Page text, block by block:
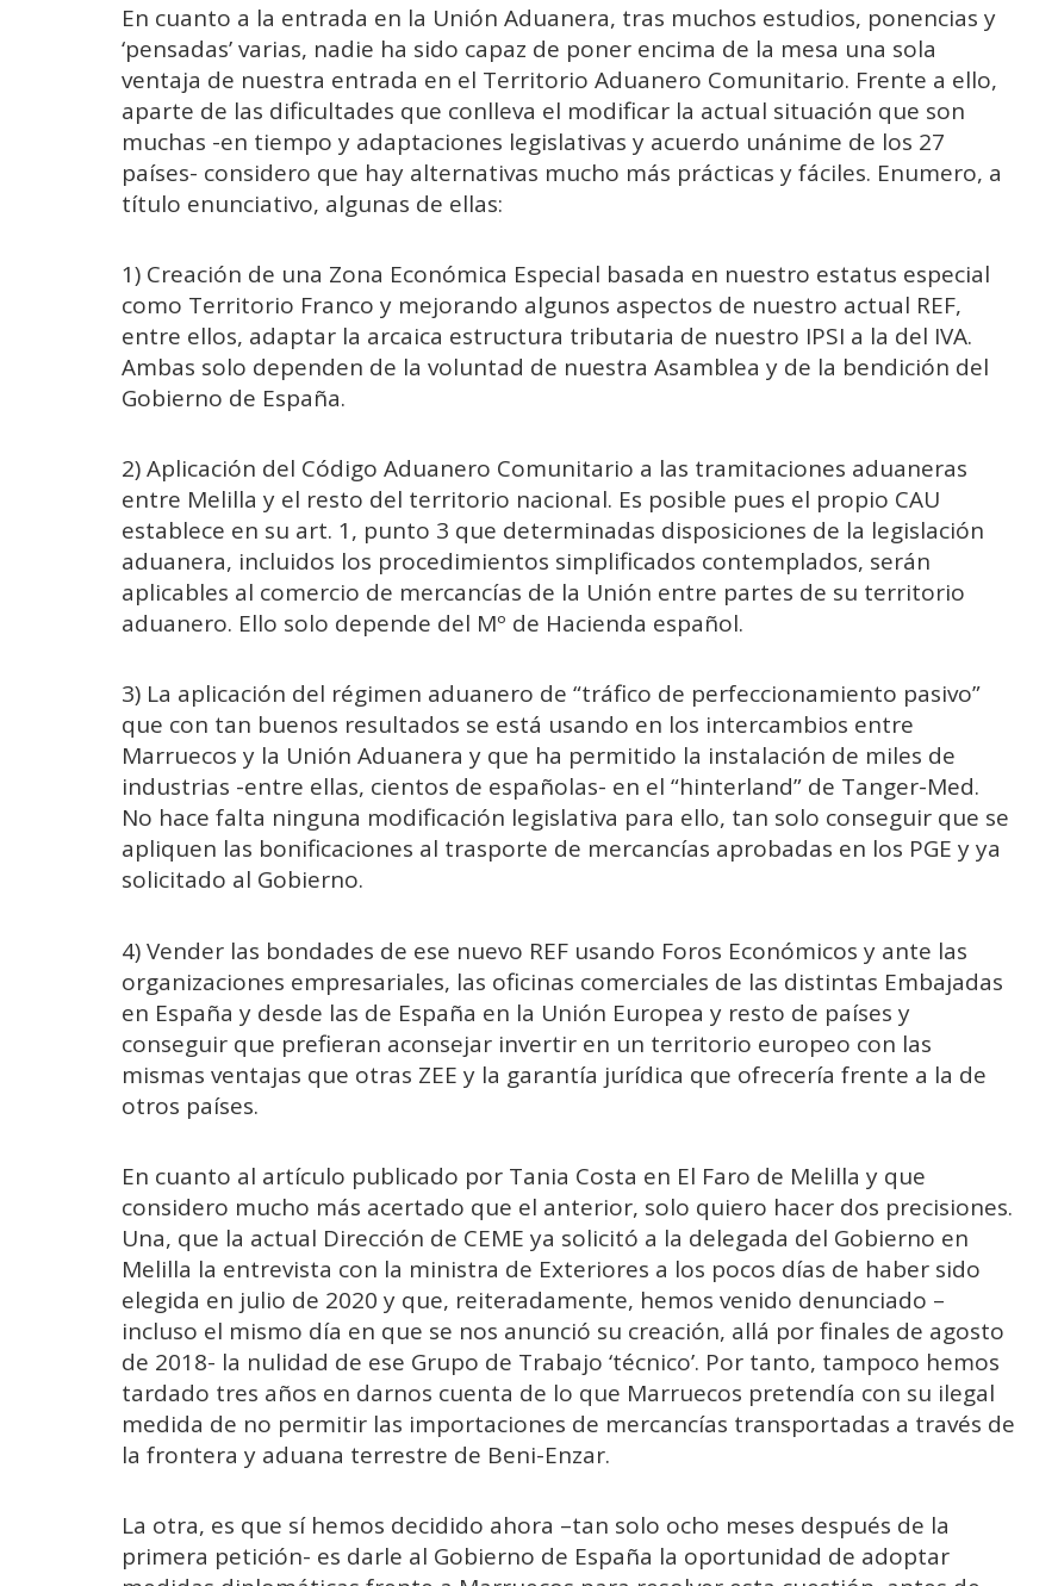
En cuanto a la entrada en la Unión Aduanera, tras muchos estudios, ponencias y
‘pensadas’ varias, nadie ha sido capaz de poner encima de la mesa una sola
ventaja de nuestra entrada en el Territorio Aduanero Comunitario. Frente a ello,
aparte de las dificultades que conlleva el modificar la actual situación que son
muchas -en tiempo y adaptaciones legislativas y acuerdo unánime de los 27
países- considero que hay alternativas mucho más prácticas y fáciles. Enumero, a
título enunciativo, algunas de ellas:
1) Creación de una Zona Económica Especial basada en nuestro estatus especial
como Territorio Franco y mejorando algunos aspectos de nuestro actual REF,
entre ellos, adaptar la arcaica estructura tributaria de nuestro IPSI a la del IVA.
Ambas solo dependen de la voluntad de nuestra Asamblea y de la bendición del
Gobierno de España.
2) Aplicación del Código Aduanero Comunitario a las tramitaciones aduaneras
entre Melilla y el resto del territorio nacional. Es posible pues el propio CAU
establece en su art. 1, punto 3 que determinadas disposiciones de la legislación
aduanera, incluidos los procedimientos simplificados contemplados, serán
aplicables al comercio de mercancías de la Unión entre partes de su territorio
aduanero. Ello solo depende del Mº de Hacienda español.
3) La aplicación del régimen aduanero de “tráfico de perfeccionamiento pasivo”
que con tan buenos resultados se está usando en los intercambios entre
Marruecos y la Unión Aduanera y que ha permitido la instalación de miles de
industrias -entre ellas, cientos de españolas- en el “hinterland” de Tanger-Med.
No hace falta ninguna modificación legislativa para ello, tan solo conseguir que se
apliquen las bonificaciones al trasporte de mercancías aprobadas en los PGE y ya
solicitado al Gobierno.
4) Vender las bondades de ese nuevo REF usando Foros Económicos y ante las
organizaciones empresariales, las oficinas comerciales de las distintas Embajadas
en España y desde las de España en la Unión Europea y resto de países y
conseguir que prefieran aconsejar invertir en un territorio europeo con las
mismas ventajas que otras ZEE y la garantía jurídica que ofrecería frente a la de
otros países.
En cuanto al artículo publicado por Tania Costa en El Faro de Melilla y que
considero mucho más acertado que el anterior, solo quiero hacer dos precisiones.
Una, que la actual Dirección de CEME ya solicitó a la delegada del Gobierno en
Melilla la entrevista con la ministra de Exteriores a los pocos días de haber sido
elegida en julio de 2020 y que, reiteradamente, hemos venido denunciado –
incluso el mismo día en que se nos anunció su creación, allá por finales de agosto
de 2018- la nulidad de ese Grupo de Trabajo ‘técnico’. Por tanto, tampoco hemos
tardado tres años en darnos cuenta de lo que Marruecos pretendía con su ilegal
medida de no permitir las importaciones de mercancías transportadas a través de
la frontera y aduana terrestre de Beni-Enzar.
La otra, es que sí hemos decidido ahora –tan solo ocho meses después de la
primera petición- es darle al Gobierno de España la oportunidad de adoptar